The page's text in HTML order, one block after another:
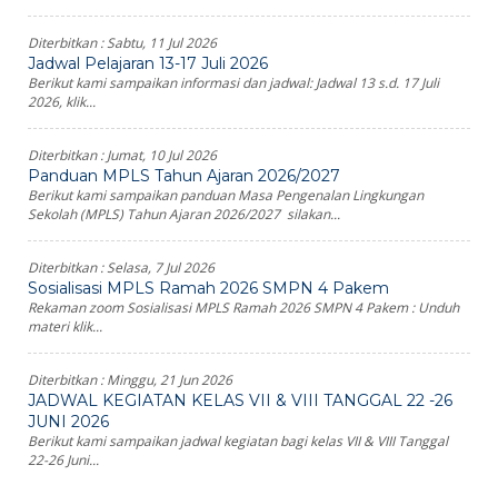
Diterbitkan :Sabtu, 11 Jul 2026
Jadwal Pelajaran 13-17 Juli 2026
Berikut kami sampaikan informasi dan jadwal: Jadwal 13 s.d. 17 Juli
2026, klik...
Diterbitkan :Jumat, 10 Jul 2026
Panduan MPLS Tahun Ajaran 2026/2027
Berikut kami sampaikan panduan Masa Pengenalan Lingkungan
Sekolah (MPLS) Tahun Ajaran 2026/2027 silakan...
Diterbitkan :Selasa, 7 Jul 2026
Sosialisasi MPLS Ramah 2026 SMPN 4 Pakem
Rekaman zoom Sosialisasi MPLS Ramah 2026 SMPN 4 Pakem : Unduh
materi klik...
Diterbitkan :Minggu, 21 Jun 2026
JADWAL KEGIATAN KELAS VII & VIII TANGGAL 22 -26
JUNI 2026
Berikut kami sampaikan jadwal kegiatan bagi kelas VII & VIII Tanggal
22-26 Juni...